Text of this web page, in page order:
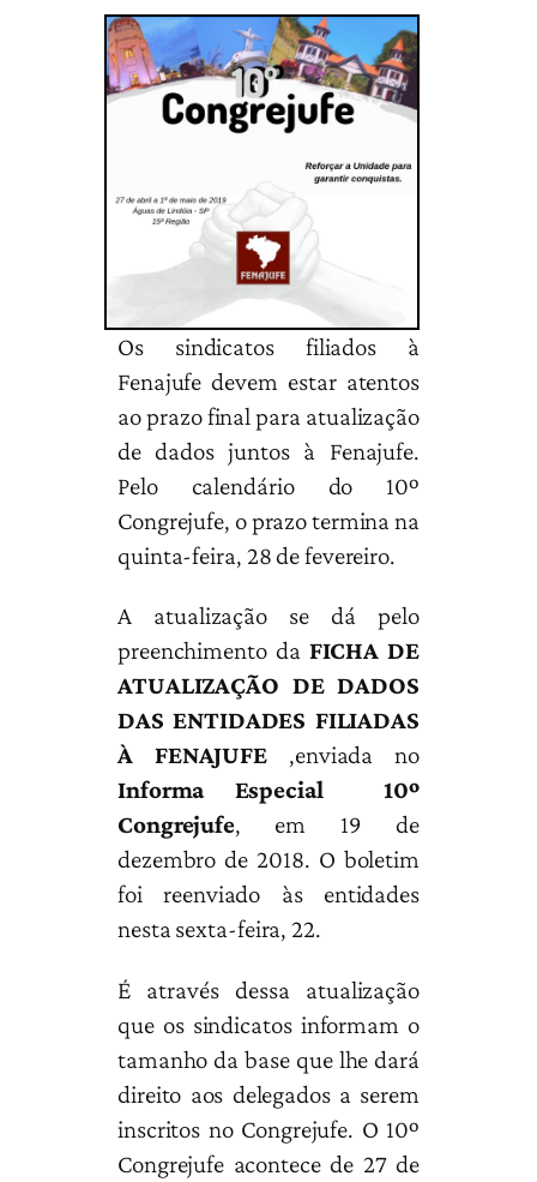
Os sindicatos filiados à
Fenajufe devem estar atentos
ao prazo final para atualização
de dados juntos à Fenajufe.
Pelo calendário do 10º
Congrejufe, o prazo termina na
quinta-feira, 28 de fevereiro.
A atualização se dá pelo
preenchimento da FICHA DE
ATUALIZAÇÃO DE DADOS
DAS ENTIDADES FILIADAS
À FENAJUFE ,enviada no
Informa Especial 10º
Congrejufe, em 19 de
dezembro de 2018. O boletim
foi reenviado às entidades
nesta sexta-feira, 22.
É através dessa atualização
que os sindicatos informam o
tamanho da base que lhe dará
direito aos delegados a serem
inscritos no Congrejufe. O 10º
Congrejufe acontece de 27 de